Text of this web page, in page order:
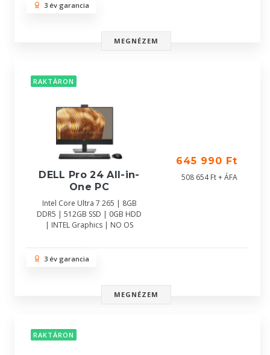
3 év garancia
MEGNÉZEM
RAKTÁRON
DELL Pro 24 All-in-
One PC
Intel Core Ultra 7 265 | 8GB
DDR5 | 512GB SSD | 0GB HDD
| INTEL Graphics | NO OS
645 990 Ft
508 654 Ft + ÁFA
3 év garancia
MEGNÉZEM
RAKTÁRON